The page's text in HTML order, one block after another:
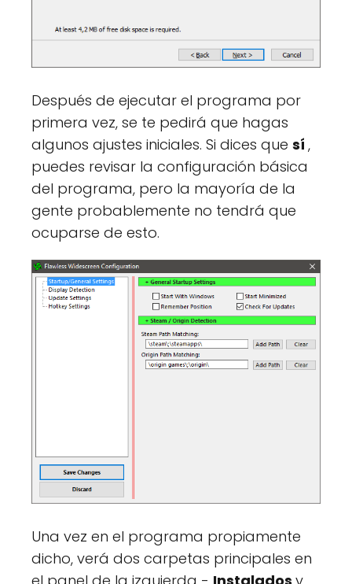
Después de ejecutar el programa por
primera vez, se te pedirá que hagas
algunos ajustes iniciales. Si dices que sí ,
puedes revisar la configuración básica
del programa, pero la mayoría de la
gente probablemente no tendrá que
ocuparse de esto.
Una vez en el programa propiamente
dicho, verá dos carpetas principales en